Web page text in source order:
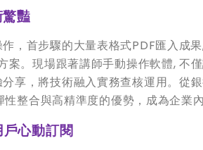
豔
，首步驟的大量表格式PDF匯入成
案。現場跟著講師手動操作軟體, 不
享，將技術融入實務查核運用。從
整合與高精準度的優勢，成為企業
心動訂閱